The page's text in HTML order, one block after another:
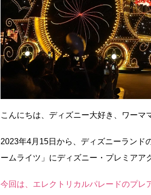
こんにちは、ディズニー大好き、ワーマ
2023年4月15日から、ディズニーランド
ームライツ」にディズニー・プレミアア
今回は、エレクトリカルパレードのプレ